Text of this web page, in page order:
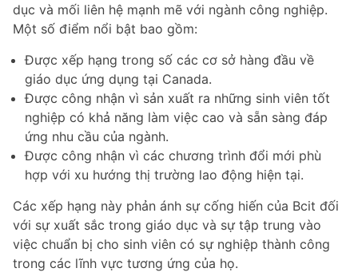
dục và mối liên hệ mạnh mẽ với ngành công nghiệp.
Một số điểm nổi bật bao gồm:
Được xếp hạng trong số các cơ sở hàng đầu về
giáo dục ứng dụng tại Canada.
Được công nhận vì sản xuất ra những sinh viên tốt
nghiệp có khả năng làm việc cao và sẵn sàng đáp
ứng nhu cầu của ngành.
Được công nhận vì các chương trình đổi mới phù
hợp với xu hướng thị trường lao động hiện tại.
Các xếp hạng này phản ánh sự cống hiến của Bcit đối
với sự xuất sắc trong giáo dục và sự tập trung vào
việc chuẩn bị cho sinh viên có sự nghiệp thành công
trong các lĩnh vực tương ứng của họ.